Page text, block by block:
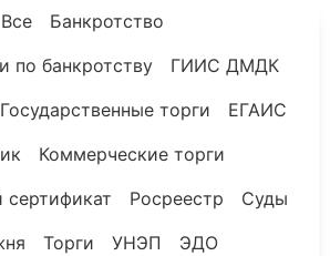
Все
Банкротство
по банкротству
ГИИС ДМДК
Государственные торги
ЕГАИС
Коммерческие торги
сертификат
Росреестр
Суды
Торги УНЭП ЭДО